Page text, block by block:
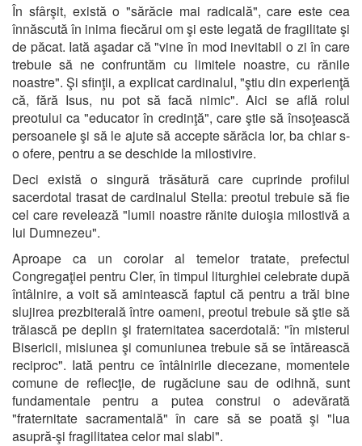
În sfârşit, există o "sărăcie mai radicală", care este cea
înnăscută în inima fiecărui om şi este legată de fragilitate şi
de păcat. Iată aşadar că "vine în mod inevitabil o zi în care
trebuie să ne confruntăm cu limitele noastre, cu rănile
noastre". Şi sfinţii, a explicat cardinalul, "ştiu din experienţă
că, fără Isus, nu pot să facă nimic". Aici se află rolul
preotului ca "educator în credinţă", care ştie să însoţească
persoanele şi să le ajute să accepte sărăcia lor, ba chiar s-
o ofere, pentru a se deschide la milostivire.
Deci există o singură trăsătură care cuprinde profilul
sacerdotal trasat de cardinalul Stella: preotul trebuie să fie
cel care revelează "lumii noastre rănite duioşia milostivă a
lui Dumnezeu".
Aproape ca un corolar al temelor tratate, prefectul
Congregaţiei pentru Cler, în timpul liturghiei celebrate după
întâlnire, a voit să amintească faptul că pentru a trăi bine
slujirea prezbiterală între oameni, preotul trebuie să ştie să
trăiască pe deplin şi fraternitatea sacerdotală: "în misterul
Bisericii, misiunea şi comuniunea trebuie să se întărească
reciproc". Iată pentru ce întâlnirile diecezane, momentele
comune de reflecţie, de rugăciune sau de odihnă, sunt
fundamentale pentru a putea construi o adevărată
"fraternitate sacramentală" în care să se poată şi "lua
asupră-şi fragilitatea celor mai slabi".